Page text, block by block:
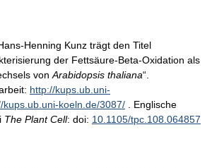
Henning Kunz trägt den Titel
der Fettsäure-Beta-Oxidation als
vonArabidopsis thaliana“.
http://kups.ub.uni-
koeln.de/3087/ . Englische
The Plant Cell: doi: 10.​1105/​tpc.​108.​064857